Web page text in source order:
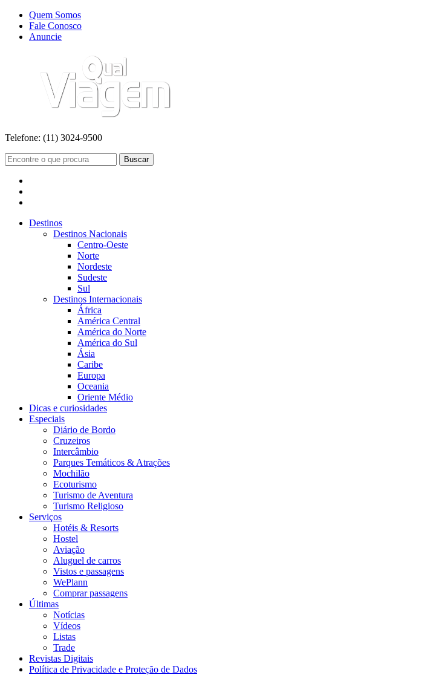
Quem Somos
Fale Conosco
Anuncie
Telefone: (11) 3024-9500
Buscar
Destinos
Destinos Nacionais
Centro-Oeste
Norte
Nordeste
Sudeste
Sul
Destinos Internacionais
África
América Central
América do Norte
América do Sul
Ásia
Caribe
Europa
Oceania
Oriente Médio
Dicas e curiosidades
Especiais
Diário de Bordo
Cruzeiros
Intercâmbio
Parques Temáticos & Atrações
Mochilão
Ecoturismo
Turismo de Aventura
Turismo Religioso
Serviços
Hotéis & Resorts
Hostel
Aviação
Aluguel de carros
Vistos e passagens
WePlann
Comprar passagens
Últimas
Notícias
Vídeos
Listas
Trade
Revistas Digitais
Política de Privacidade e Proteção de Dados